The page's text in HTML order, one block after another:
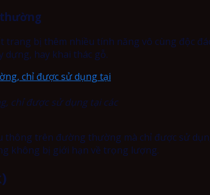
trang bị thêm nhiều tính năng vô cùng độc
dựng, hay khai thác gỗ.
chỉ được sử dụng tại các
trên đường thường mà chỉ được sử
không bị giới hạn về trọng lượng.